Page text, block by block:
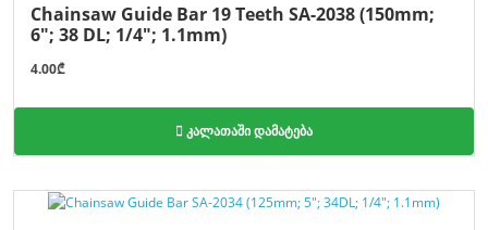
Chainsaw Guide Bar 19 Teeth SA-2038 (150mm;
6"; 38 DL; 1/4″; 1.1mm)
4.00₾
კალათაში დამატება